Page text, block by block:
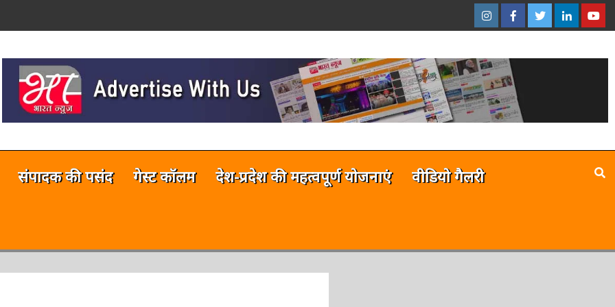
इंस्टाग्राम
ऑनलाईन
भारत
न्यूज़
फेसबुक
ऑनलाईन
भारत
न्यूज़
ट्विटर
ऑनलाईन
ऑनलाईन
न्यूज़
यू-
–
संपादक की पसंद गेस्ट कॉलम देश-प्रदेश की महत्वपूर्ण योजनाएं वीडियो गैलरी
ऑनलाईन भारत न्यूज़ अभी टेस्टिंग फेज में है